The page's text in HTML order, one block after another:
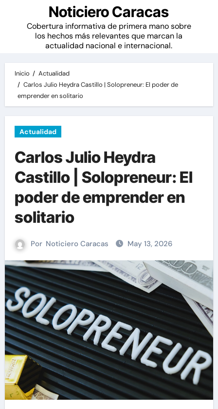
Noticiero Caracas
Cobertura informativa de primera mano sobre
los hechos más relevantes que marcan la
actualidad nacional e internacional.
Inicio
Actualidad
Carlos Julio Heydra Castillo | Solopreneur: El poder de
emprender en solitario
Actualidad
Carlos Julio Heydra
Castillo | Solopreneur: El
poder de emprender en
solitario
Por Noticiero Caracas May 13, 2026